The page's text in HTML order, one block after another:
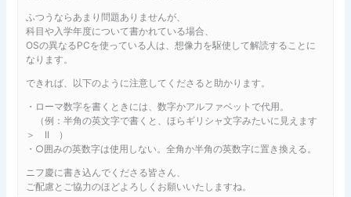
ふつうならあまり問題ありませんが、
科目や入学年度について書かれている場合、
OSの異なるPCを使っている人は、想像力を駆使して解読することに
なります。
できれば、以下のように注意してくださると助かります。
・ローマ数字を書くときには、数字かアルファベットで代用。
（例：半角の英文字で書くと、ほらギリシャ文字みたいに見えます
＞ II ）
・○囲みの英数字は使用しない。全角か半角の英数字に置き換える。
ニフ慶に書き込んでくださる皆さん、
ご配慮とご協力のほどよろしくお願いいたしますね。